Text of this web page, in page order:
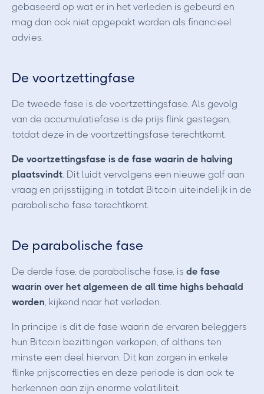
gebaseerd op wat er in het verleden is gebeurd en
mag dan ook niet opgepakt worden als financieel
advies.
De voortzettingfase
De tweede fase is de voortzettingsfase. Als gevolg
van de accumulatiefase is de prijs flink gestegen,
totdat deze in de voortzettingsfase terechtkomt.
De voortzettingsfase is de fase waarin de halving
plaatsvindt . Dit luidt vervolgens een nieuwe golf aan
vraag en prijsstijging in totdat Bitcoin uiteindelijk in de
parabolische fase terechtkomt.
De parabolische fase
De derde fase, de parabolische fase, is de fase
waarin over het algemeen de all time highs behaald
worden , kijkend naar het verleden.
In principe is dit de fase waarin de ervaren beleggers
hun Bitcoin bezittingen verkopen, of althans ten
minste een deel hiervan. Dit kan zorgen in enkele
flinke prijscorrecties en deze periode is dan ook te
herkennen aan zijn enorme volatiliteit.